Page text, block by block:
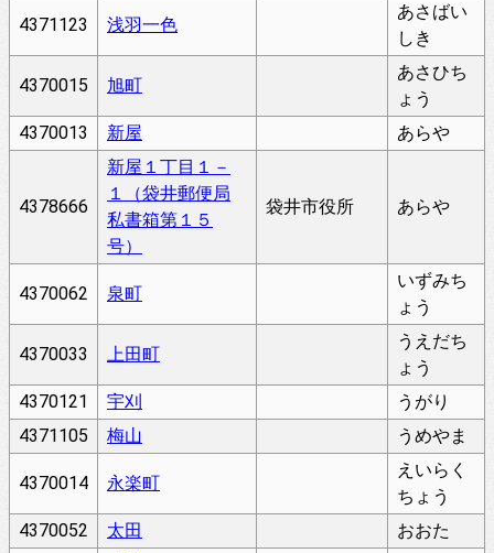
4371123 浅羽一色
あさばい
しき
4370015 旭町
あさひち
ょう
4370013
新屋 あらや
4378666
新屋１丁目１－
１（袋井郵便局
私書箱第１５
号）
袋井市役所 あらや
4370062 泉町
いずみち
ょう
4370033 上田町
うえだち
ょう
4370121
宇刈
うがり
4371105
梅山 うめやま
4370014 永楽町
えいらく
ちょう
4370052
太田
おおた